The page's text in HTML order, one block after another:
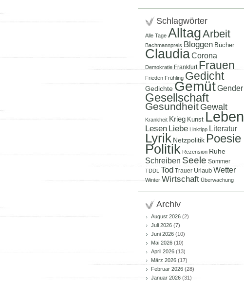
Schlagwörter
Alle Tage AlltagArbeit
Bachmannpreis Bloggen Bücher
ClaudiaCorona
Demokratie Frankfurt Frauen
Frieden Frühling Gedicht
Gedichte GemütGender
Gesellschaft
Gesundheit Gewalt
Krankheit Krieg Kunst Leben
Lesen Liebe Linktipp Literatur
Lyrik Netzpolitik Poesie
Politik Rezension Ruhe
Schreiben Seele Sommer
TDDL Tod Trauer Urlaub Wetter
Winter Wirtschaft Überwachung
Archiv
August 2026 (2)
Juli 2026 (7)
Juni 2026 (10)
Mai 2026 (10)
April 2026 (13)
März 2026 (17)
Februar 2026 (28)
Januar 2026 (31)